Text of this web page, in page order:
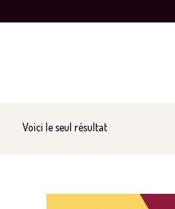
Voici le seul résultat